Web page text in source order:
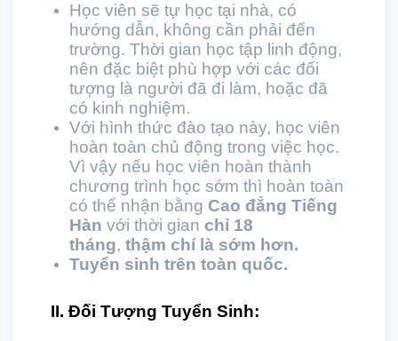
Học viên sẽ tự học tại nhà, có
hướng dẫn, không cần phải đến
trường. Thời gian học tập linh động,
nên đặc biệt phù hợp với các đối
tượng là người đã đi làm, hoặc đã
có kinh nghiệm.
Với hình thức đào tạo này, học viên
hoàn toàn chủ động trong việc học.
Vì vậy nếu học viên hoàn thành
chương trình học sớm thì hoàn toàn
có thể nhận bằng Cao đẳng Tiếng
Hàn với thời gian chỉ 18
tháng, thậm chí là sớm hơn.
Tuyển sinh trên toàn quốc.
II. Đối Tượng Tuyển Sinh: